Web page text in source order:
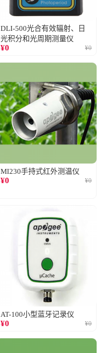
DLI-500光合有效辐射、日
光积分和光周期测量仪
¥0 ¥0
MI230手持式红外测温仪
¥0 ¥0
AT-100小型蓝牙记录仪
¥0 ¥0